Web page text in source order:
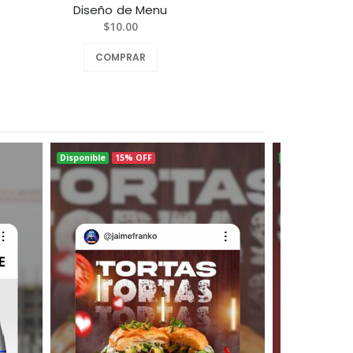
Diseño de Menu
$10.00
COMPRAR
Disponible 15% OFF